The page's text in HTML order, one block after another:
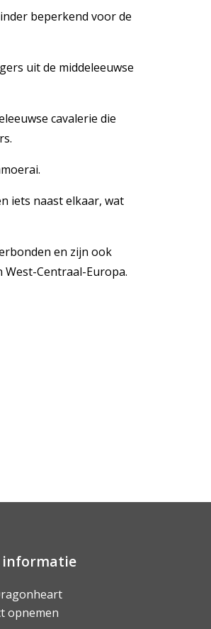
beperkend voor de
uit de middeleeuwse
cavalerie die
iets naast elkaar, wat
en zijn ook
Centraal-Europa.
informatie
opnemen